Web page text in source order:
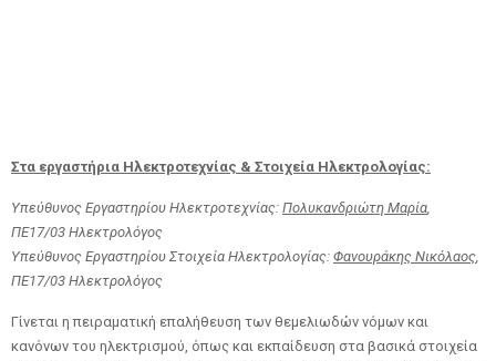
Στα εργαστήρια Ηλεκτροτεχνίας & Στοιχεία Ηλεκτρολογίας:
Υπεύθυνος Εργαστηρίου Ηλεκτροτεχνίας: Πολυκανδριώτη Μαρία,
ΠΕ17/03 Ηλεκτρολόγος
Υπεύθυνος Εργαστηρίου Στοιχεία Ηλεκτρολογίας: Φανουράκης Νικόλαος,
ΠΕ17/03 Ηλεκτρολόγος
Γίνεται η πειραματική επαλήθευση των θεμελιωδών νόμων και
κανόνων του ηλεκτρισμού, όπως και εκπαίδευση στα βασικά στοιχεία